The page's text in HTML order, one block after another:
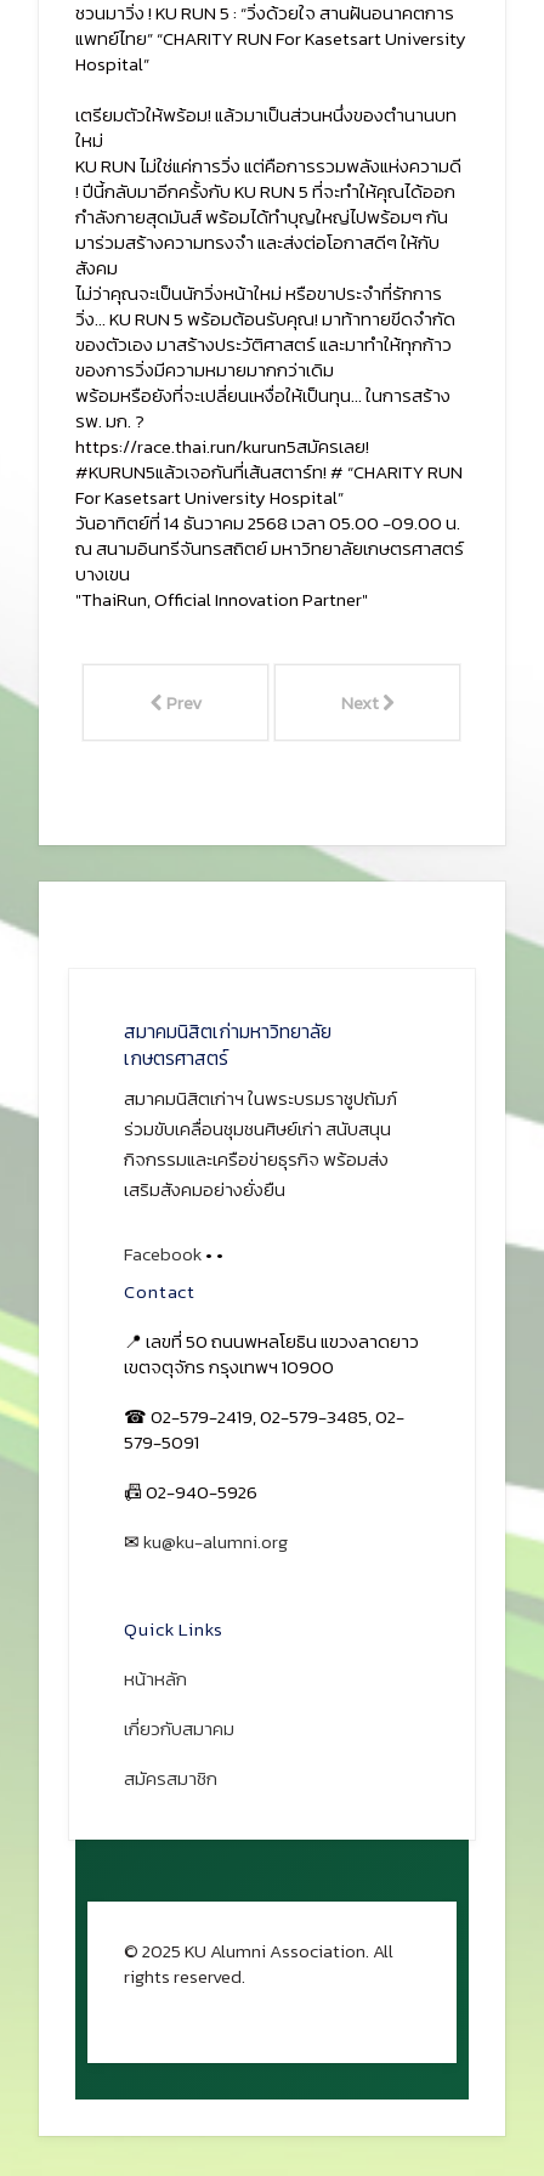
ชวนมาวิ่ง ! KU RUN 5 : “วิ่งด้วยใจ สานฝันอนาคตการ
แพทย์ไทย” “CHARITY RUN For Kasetsart University
Hospital”
เตรียมตัวให้พร้อม! แล้วมาเป็นส่วนหนึ่งของตำนานบท
ใหม่
KU RUN ไม่ใช่แค่การวิ่ง แต่คือการรวมพลังแห่งความดี
! ปีนี้กลับมาอีกครั้งกับ KU RUN 5 ที่จะทำให้คุณได้ออก
กำลังกายสุดมันส์ พร้อมได้ทำบุญใหญ่ไปพร้อมๆ กัน
มาร่วมสร้างความทรงจำ และส่งต่อโอกาสดีๆ ให้กับ
สังคม
ไม่ว่าคุณจะเป็นนักวิ่งหน้าใหม่ หรือขาประจำที่รักการ
วิ่ง... KU RUN 5 พร้อมต้อนรับคุณ! มาท้าทายขีดจำกัด
ของตัวเอง มาสร้างประวัติศาสตร์ และมาทำให้ทุกก้าว
ของการวิ่งมีความหมายมากกว่าเดิม
พร้อมหรือยังที่จะเปลี่ยนเหงื่อให้เป็นทุน... ในการสร้าง
รพ. มก. ?
สมัครเลย!
https://race.thai.run/kurun5
แล้วเจอกันที่เส้นสตาร์ท!
#KURUN5
# “CHARITY RUN
For Kasetsart University Hospital”
วันอาทิตย์ที่ 14 ธันวาคม 2568 เวลา 05.00 -09.00 น.
ณ สนามอินทรีจันทรสถิตย์ มหาวิทยาลัยเกษตรศาสตร์
บางเขน
"ThaiRun, Official Innovation Partner"
Prev Next
สมาคมนิสิตเก่ามหาวิทยาลัย
เกษตรศาสตร์
สมาคมนิสิตเก่าฯ ในพระบรมราชูปถัมภ์
ร่วมขับเคลื่อนชุมชนศิษย์เก่า สนับสนุน
กิจกรรมและเครือข่ายธุรกิจ พร้อมส่ง
เสริมสังคมอย่างยั่งยืน
Facebook• •
Contact
📍 เลขที่ 50 ถนนพหลโยธิน แขวงลาดยาว
เขตจตุจักร กรุงเทพฯ 10900
☎ 02-579-2419, 02-579-3485, 02-
579-5091
📠 02-940-5926
✉ku@ku-alumni.org
Quick Links
หน้าหลัก
เกี่ยวกับสมาคม
สมัครสมาชิก
© 2025 KU Alumni Association. All
rights reserved.